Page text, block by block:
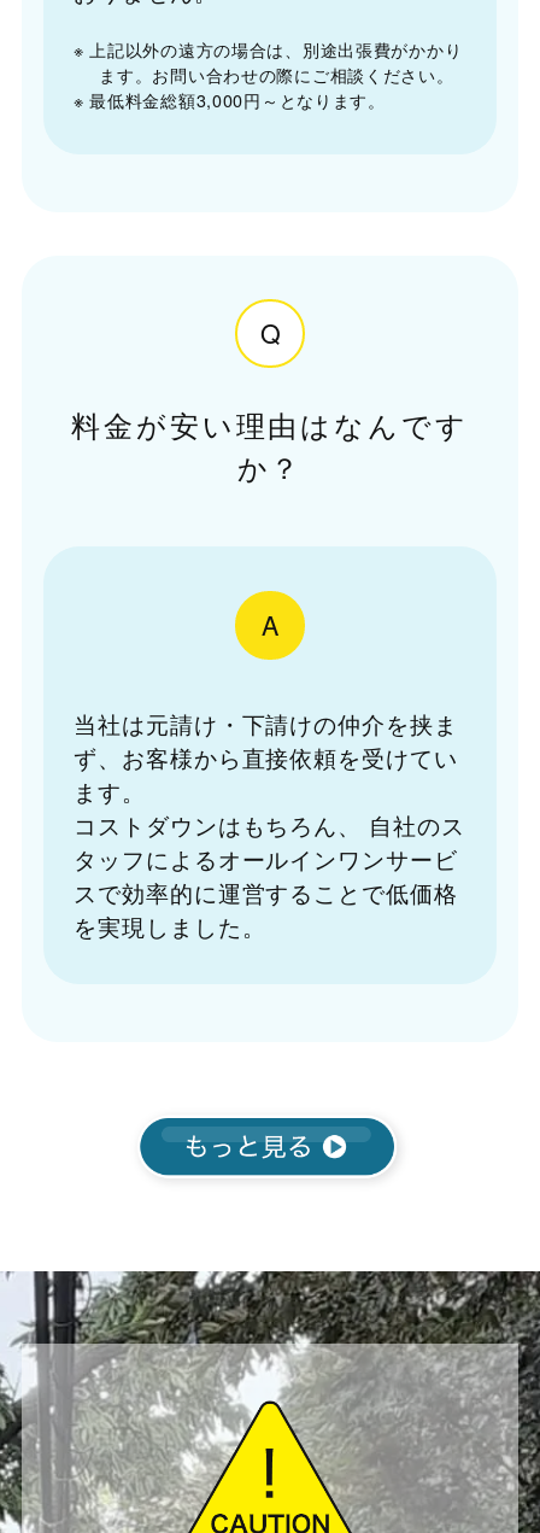
※ 上記以外の遠方の場合は、別途出張費がかかり
ます。お問い合わせの際にご相談ください。
※ 最低料金総額3,000円～となります。
Q
料金が安い理由はなんです
か？
A
当社は元請け・下請けの仲介を挟ま
ず、お客様から直接依頼を受けてい
ます。
コストダウンはもちろん、
自社のス
タッフによるオールインワンサービ
スで効率的に運営することで低価格
を実現しました。